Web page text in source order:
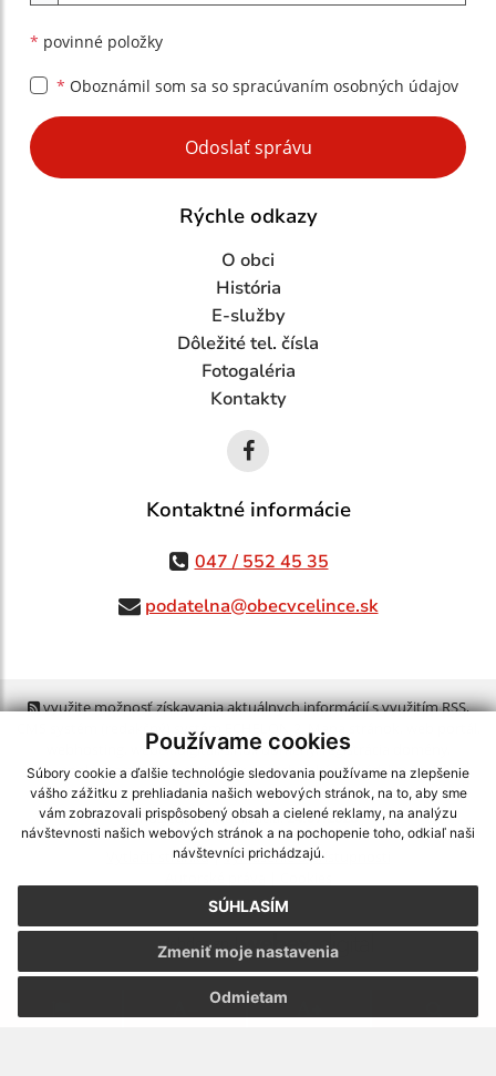
Používame cookies
Súbory cookie a ďalšie technológie sledovania používame na zlepšenie
vášho zážitku z prehliadania našich webových stránok, na to, aby sme
vám zobrazovali prispôsobený obsah a cielené reklamy, na analýzu
návštevnosti našich webových stránok a na pochopenie toho, odkiaľ naši
návštevníci prichádzajú.
SÚHLASÍM
Odmietam
Zmeniť moje nastavenia
* povinné položky
* Oboznámil som sa so spracúvaním osobných údajov
Google reCaptcha Response
Odoslať správu
Rýchle odkazy
O obci
História
E-služby
Dôležité tel. čísla
Fotogaléria
Kontakty
Kontaktné informácie
047 / 552 45 35
podatelna@obecvcelince.sk
využite možnosť získavania aktuálnych informácií s využitím RSS,
CMS systém (redakčný) systém ECHELON 2, Mapa stránok
webex.digital, s.r.o.,domény,registrácia domény
spoločnosť webex.digital, s.r.o.,technický prevádzkovateľ
Posledná aktualizácia:24.07.2026
Vytlačiť stránku|Vyhlásenie o prístupnosti
webdesign